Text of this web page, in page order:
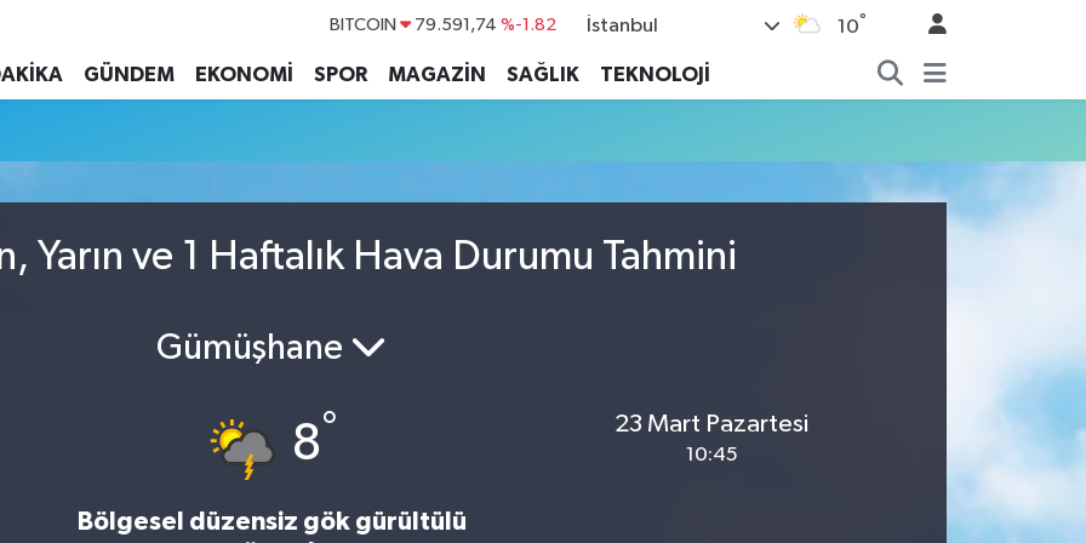
BITCOIN 79.591,74 %-1.82
DOLAR 45,43620 %0.02
G.ALTIN 6862,09000 %0.19
BİST100 14.598,00
İstanbul 10°
GÜNDEM EKONOMİ SPOR MAGAZİN SAĞLIK TEKNOLOJİ
Yarın ve 1 Haftalık Hava Durumu Tahmini
Gümüşhane
8°
Bölgesel düzensiz gök gürültülü
23 Mart Pazartesi
10:45